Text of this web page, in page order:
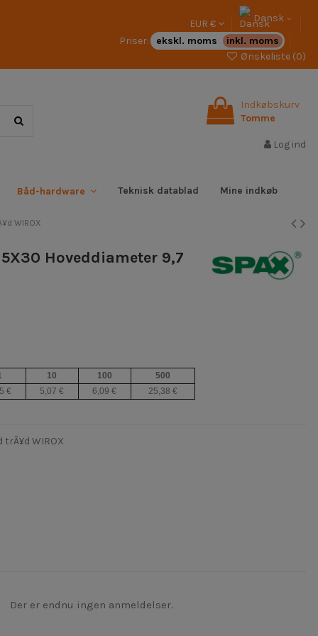
EUR €
Dansk
Priser:
ekskl. moms
inkl. moms
Ønskeliste (0)
Indkøbskurv
Tomme
Log ind
Båd-hardware Teknisk datablad Mine indkøb
WIROX
Hoveddiameter 9,7
10 100 500
€ 5,07 € 6,09 € 25,38 €
WIROX
Der er endnu ingen anmeldelser.